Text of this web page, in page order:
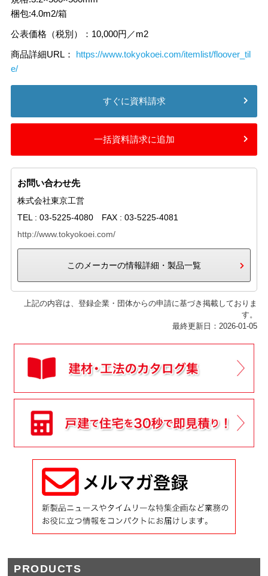
梱包:4.0m2/箱
公表価格（税別）：10,000円／m2
商品詳細URL： https://www.tokyokoei.com/itemlist/floover_til
e/
すぐに資料請求
一括資料請求に追加
お問い合わせ先
株式会社東京工営
TEL : 03-5225-4080 FAX : 03-5225-4081
http://www.tokyokoei.com/
このメーカーの情報詳細・製品一覧
上記の内容は、登録企業・団体からの申請に基づき掲載しておりま
す。
最終更新日：2026-01-05
PRODUCTS